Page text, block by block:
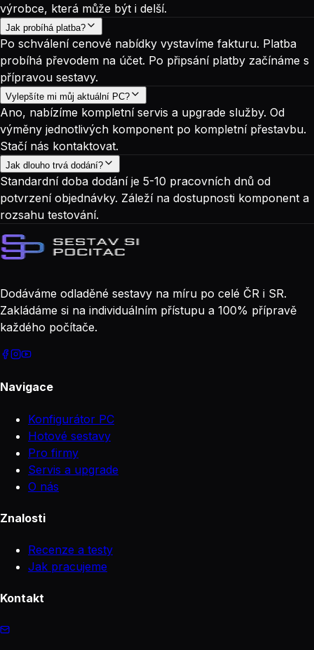
výrobce, která může být i delší.
Jak probíhá platba?
Po schválení cenové nabídky vystavíme fakturu. Platba
probíhá převodem na účet. Po připsání platby začínáme s
přípravou sestavy.
Vylepšíte mi můj aktuální PC?
Ano, nabízíme kompletní servis a upgrade služby. Od
výměny jednotlivých komponent po kompletní přestavbu.
Stačí nás kontaktovat.
Jak dlouho trvá dodání?
Standardní doba dodání je 5-10 pracovních dnů od
potvrzení objednávky. Záleží na dostupnosti komponent a
rozsahu testování.
Dodáváme odladěné sestavy na míru po celé ČR i SR.
Zakládáme si na individuálním přístupu a 100% přípravě
každého počítače.
Navigace
Konfigurátor PC
Hotové sestavy
Pro firmy
Servis a upgrade
O nás
Znalosti
Recenze a testy
Jak pracujeme
Kontakt